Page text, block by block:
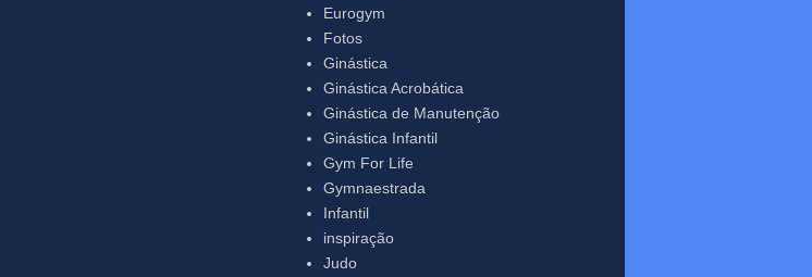
Eurogym
Fotos
Ginástica
Ginástica Acrobática
Ginástica de Manutenção
Ginástica Infantil
Gym For Life
Gymnaestrada
Infantil
inspiração
Judo